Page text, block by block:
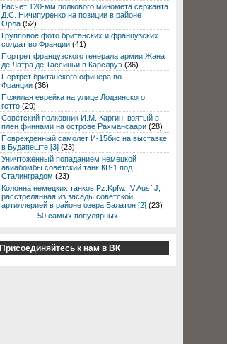
Расчет 120-мм полкового миномета сержанта
Д.С. Ничипуренко на позиции в районе
Орла (52)
Групповое фото британских и французских
солдат во Франции (41)
Портрет французского генерала армии Жана
де Латра де Тассиньи в Карслруэ (36)
Портрет британского офицера во
Франции (36)
Пожилая еврейка на улице Лодзинского
гетто (29)
Советский полковник И.М. Каргин, взятый в
плен финнами на острове Рахмансаари (28)
Поврежденный самолет И-15бис на выставке
в Будапеште [3] (23)
Уничтоженный попаданием немецкой
авиабомбы советский танк КВ-1 под
Сталинградом (23)
Колонна немецких танков Pz.Kpfw. IV Ausf.J,
расстрелянная из засады советской
артиллерией в районе озера Балатон [2] (23)
50 самых популярных...
Присоединяйтесь к нам в ВК